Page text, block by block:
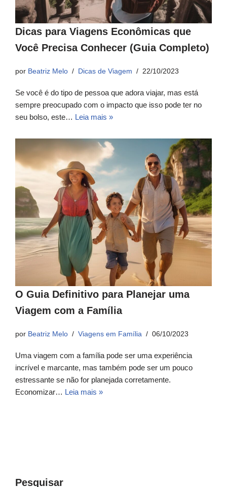
Dicas para Viagens Econômicas que
Você Precisa Conhecer (Guia Completo)
por Beatriz Melo Dicas de Viagem 22/10/2023
Se você é do tipo de pessoa que adora viajar, mas está
sempre preocupado com o impacto que isso pode ter no
seu bolso, este… Leia mais »
O Guia Definitivo para Planejar uma
Viagem com a Família
por Beatriz Melo Viagens em Família 06/10/2023
Uma viagem com a família pode ser uma experiência
incrível e marcante, mas também pode ser um pouco
estressante se não for planejada corretamente.
Economizar… Leia mais »
Pesquisar